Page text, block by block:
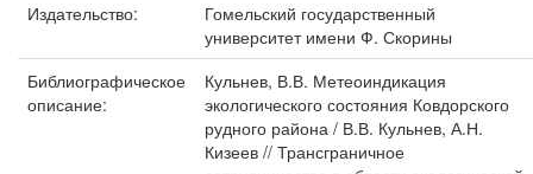
Издательство:
Гомельский государственный
университет имени Ф. Скорины
Библиографическое
описание:
Кульнев, В.В. Метеоиндикация
экологического состояния Ковдорского
рудного района / В.В. Кульнев, А.Н.
Кизеев // Трансграничное